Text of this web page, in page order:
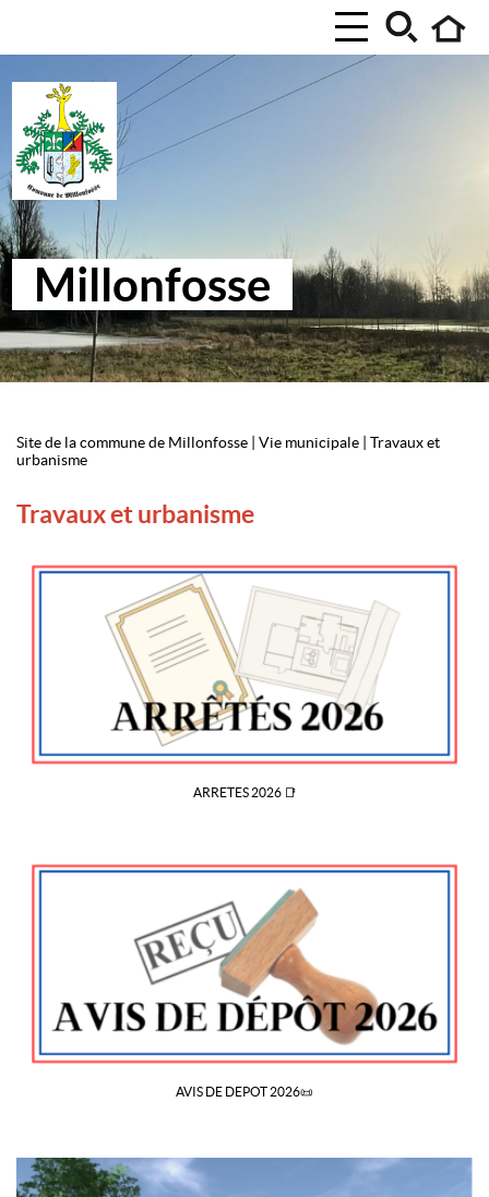
Millonfosse
Site de la commune de Millonfosse Vie municipale
Travaux et
urbanisme
Travaux et urbanisme
ARRETES 2026 📑
AVIS DE DEPOT 2026📜